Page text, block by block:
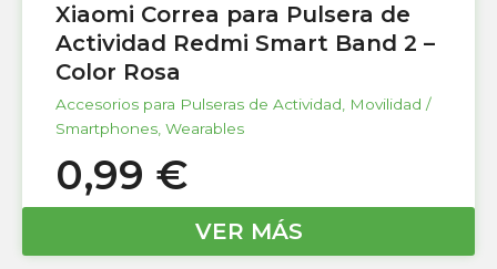
Xiaomi Correa para Pulsera de
Actividad Redmi Smart Band 2 –
Color Rosa
Accesorios para Pulseras de Actividad, Movilidad /
Smartphones, Wearables
0,99 €
VER MÁS